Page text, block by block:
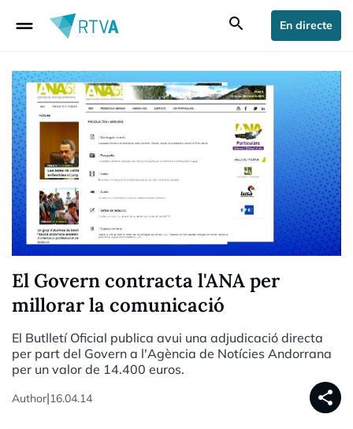
drag_handle search En directe
El Govern contracta l'ANA per
millorar la comunicació
El Butlletí Oficial publica avui una adjudicació directa
per part del Govern a l'Agència de Notícies Andorrana
per un valor de 14.400 euros.
Author|16.04.14 share